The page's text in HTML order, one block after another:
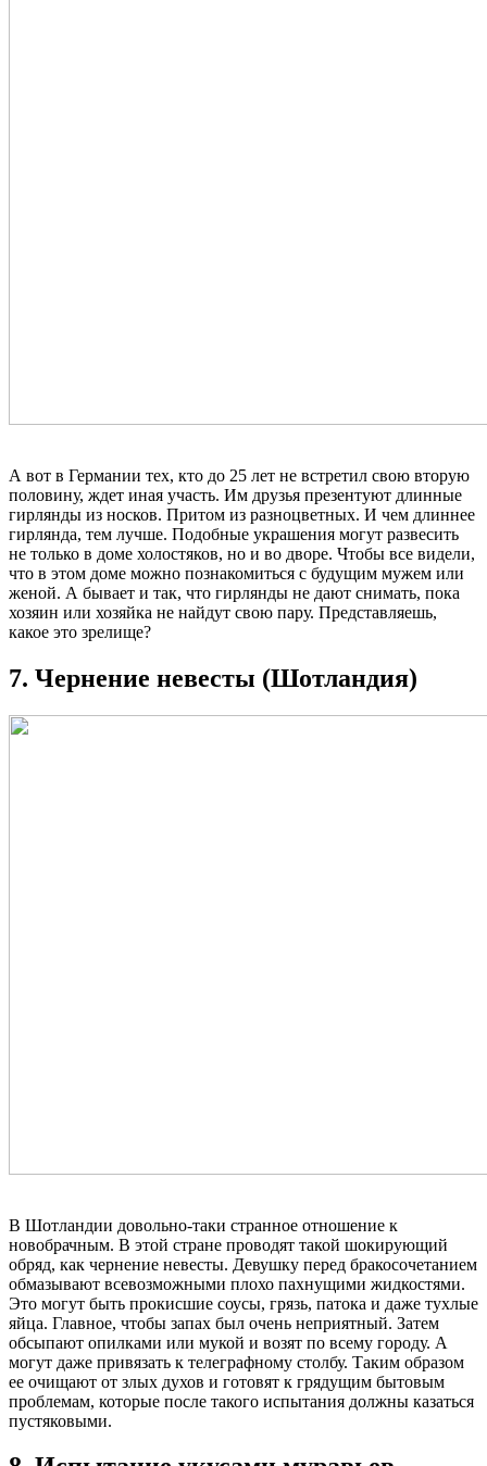
А вот в Германии тех, кто до 25 лет не встретил свою вторую
половину, ждет иная участь. Им друзья презентуют длинные
гирлянды из носков. Притом из разноцветных. И чем длиннее
гирлянда, тем лучше. Подобные украшения могут развесить
не только в доме холостяков, но и во дворе. Чтобы все видели,
что в этом доме можно познакомиться с будущим мужем или
женой. А бывает и так, что гирлянды не дают снимать, пока
хозяин или хозяйка не найдут свою пару. Представляешь,
какое это зрелище?
7. Чернение невесты (Шотландия)
В Шотландии довольно-таки странное отношение к
новобрачным. В этой стране проводят такой шокирующий
обряд, как чернение невесты. Девушку перед бракосочетанием
обмазывают всевозможными плохо пахнущими жидкостями.
Это могут быть прокисшие соусы, грязь, патока и даже тухлые
яйца. Главное, чтобы запах был очень неприятный. Затем
обсыпают опилками или мукой и возят по всему городу. А
могут даже привязать к телеграфному столбу. Таким образом
ее очищают от злых духов и готовят к грядущим бытовым
проблемам, которые после такого испытания должны казаться
пустяковыми.